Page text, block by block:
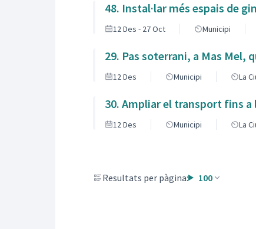
48. Instal·lar més espais de
12 Des - 27 Oct Municipi
29. Pas soterrani, a Mas Mel,
12 Des Municipi La
30. Ampliar el transport fins
12 Des Municipi La
Resultats per pàgina: 100